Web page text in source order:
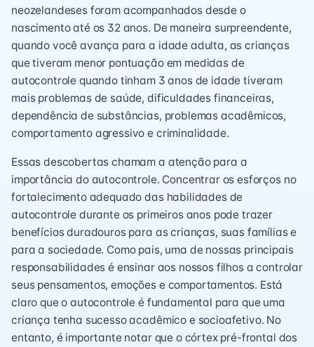
neozelandeses foram acompanhados desde o
nascimento até os 32 anos. De maneira surpreendente,
quando você avança para a idade adulta, as crianças
que tiveram menor pontuação em medidas de
autocontrole quando tinham 3 anos de idade tiveram
mais problemas de saúde, dificuldades financeiras,
dependência de substâncias, problemas acadêmicos,
comportamento agressivo e criminalidade.
Essas descobertas chamam a atenção para a
importância do autocontrole. Concentrar os esforços no
fortalecimento adequado das habilidades de
autocontrole durante os primeiros anos pode trazer
benefícios duradouros para as crianças, suas famílias e
para a sociedade. Como pais, uma de nossas principais
responsabilidades é ensinar aos nossos filhos a controlar
seus pensamentos, emoções e comportamentos. Está
claro que o autocontrole é fundamental para que uma
criança tenha sucesso acadêmico e socioafetivo. No
entanto, é importante notar que o córtex pré-frontal dos